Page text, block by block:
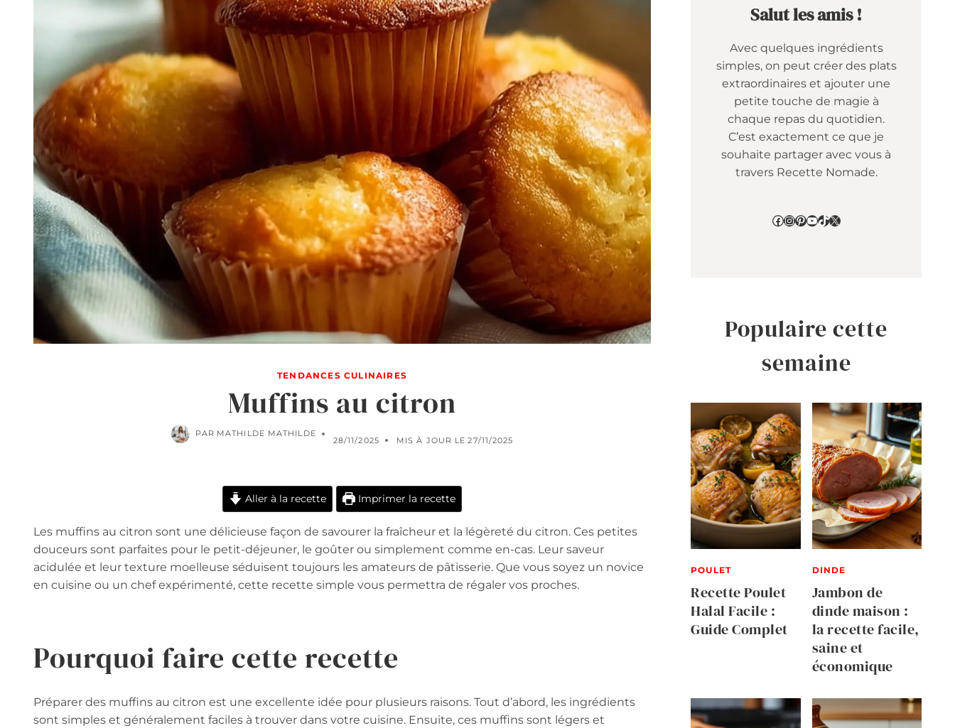
TENDANCES CULINAIRES
Muffins au citron
PAR MATHILDE MATHILDE
28/11/2025 MIS À JOUR LE 27/11/2025
Aller à la recette Imprimer la recette
Les muffins au citron sont une délicieuse façon de savourer la fraîcheur et la légèreté du citron. Ces petites
douceurs sont parfaites pour le petit-déjeuner, le goûter ou simplement comme en-cas. Leur saveur
acidulée et leur texture moelleuse séduisent toujours les amateurs de pâtisserie. Que vous soyez un novice
en cuisine ou un chef expérimenté, cette recette simple vous permettra de régaler vos proches.
Pourquoi faire cette recette
Préparer des muffins au citron est une excellente idée pour plusieurs raisons. Tout d’abord, les ingrédients
sont simples et généralement faciles à trouver dans votre cuisine. Ensuite, ces muffins sont légers et
Salut les amis !
Avec quelques ingrédients
simples, on peut créer des plats
extraordinaires et ajouter une
petite touche de magie à
chaque repas du quotidien.
C’est exactement ce que je
souhaite partager avec vous à
travers Recette Nomade.
Facebook
Instagram
Pinterest
YouTube
TikTok
X
Populaire cette
semaine
POULET
Recette Poulet
Halal Facile :
Guide Complet
DINDE
Jambon de
dinde maison :
la recette facile,
saine et
économique